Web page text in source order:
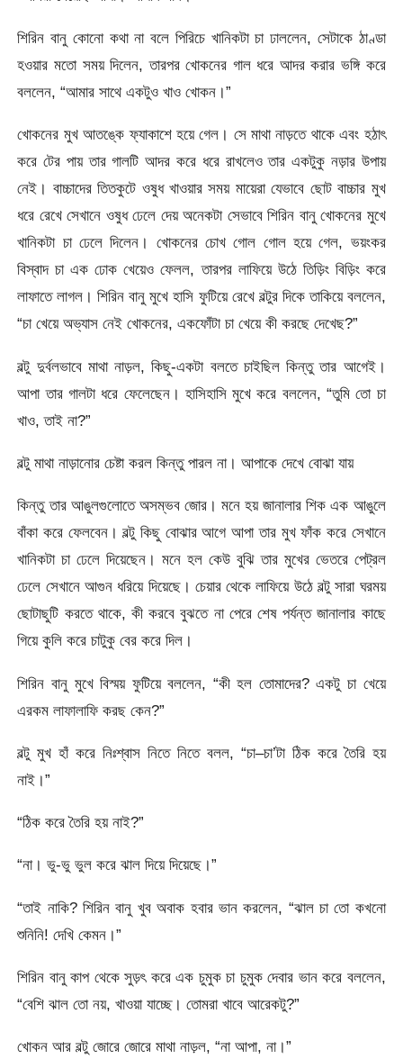
শিরিন বানু কোনো কথা না বলে পিরিচে খানিকটা চা ঢাললেন, সেটাকে ঠাণ্ডা
হওয়ার মতো সময় দিলেন, তারপর খোকনের গাল ধরে আদর করার ভঙ্গি করে
বললেন, “আমার সাথে একটুও খাও খোকন।”
খোকনের মুখ আতঙ্কে ফ্যাকাশে হয়ে গেল। সে মাথা নাড়তে থাকে এবং হঠাৎ
করে টের পায় তার গালটি আদর করে ধরে রাখলেও তার একটুকু নড়ার উপায়
নেই। বাচ্চাদের তিতকুটে ওষুধ খাওয়ার সময় মায়েরা যেভাবে ছোট বাচ্চার মুখ
ধরে রেখে সেখানে ওষুধ ঢেলে দেয় অনেকটা সেভাবে শিরিন বানু খোকনের মুখে
খানিকটা চা ঢেলে দিলেন। খোকনের চোখ গোল গোল হয়ে গেল, ভয়ংকর
বিস্বাদ চা এক ঢোক খেয়েও ফেলল, তারপর লাফিয়ে উঠে তিড়িং বিড়িং করে
লাফাতে লাগল। শিরিন বানু মুখে হাসি ফুটিয়ে রেখে বল্টুর দিকে তাকিয়ে বললেন,
“চা খেয়ে অভ্যাস নেই খোকনের, একফোঁটা চা খেয়ে কী করছে দেখেছ?”
বল্টু দুর্বলভাবে মাথা নাড়ল, কিছু-একটা বলতে চাইছিল কিন্তু তার আগেই।
আপা তার গালটা ধরে ফেলেছেন। হাসিহাসি মুখে করে বললেন, “তুমি তো চা
খাও, তাই না?”
বল্টু মাথা নাড়ানোর চেষ্টা করল কিন্তু পারল না। আপাকে দেখে বোঝা যায়
কিন্তু তার আঙুলগুলোতে অসম্ভব জোর। মনে হয় জানালার শিক এক আঙুলে
বাঁকা করে ফেলবেন। বল্টু কিছু বোঝার আগে আপা তার মুখ ফাঁক করে সেখানে
খানিকটা চা ঢেলে দিয়েছেন। মনে হল কেউ বুঝি তার মুখের ভেতরে পেট্রল
ঢেলে সেখানে আগুন ধরিয়ে দিয়েছে। চেয়ার থেকে লাফিয়ে উঠে বল্টু সারা ঘরময়
ছোটাছুটি করতে থাকে, কী করবে বুঝতে না পেরে শেষ পর্যন্ত জানালার কাছে
গিয়ে কুলি করে চাটুকু বের করে দিল।
শিরিন বানু মুখে বিস্ময় ফুটিয়ে বললেন, “কী হল তোমাদের? একটু চা খেয়ে
এরকম লাফালাফি করছ কেন?”
বল্টু মুখ হাঁ করে নিঃশ্বাস নিতে নিতে বলল, “চা–চা’টা ঠিক করে তৈরি হয়
নাই।”
“ঠিক করে তৈরি হয় নাই?”
“না। ভু-ভু ভুল করে ঝাল দিয়ে দিয়েছে।”
“তাই নাকি? শিরিন বানু খুব অবাক হবার ভান করলেন, “ঝাল চা তো কখনো
শুনিনি! দেখি কেমন।”
শিরিন বানু কাপ থেকে সুড়ৎ করে এক চুমুক চা চুমুক দেবার ভান করে বললেন,
“বেশি ঝাল তো নয়, খাওয়া যাচ্ছে। তোমরা খাবে আরেকটু?”
খোকন আর বল্টু জোরে জোরে মাথা নাড়ল, “না আপা, না।”